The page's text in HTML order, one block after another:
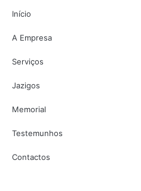
Início
A Empresa
Serviços
Jazigos
Memorial
Testemunhos
Contactos